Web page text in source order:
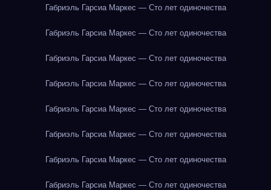
Габриэль Гарсиа Маркес — Сто лет одиночества
Габриэль Гарсиа Маркес — Сто лет одиночества
Габриэль Гарсиа Маркес — Сто лет одиночества
Габриэль Гарсиа Маркес — Сто лет одиночества
Габриэль Гарсиа Маркес — Сто лет одиночества
Габриэль Гарсиа Маркес — Сто лет одиночества
Габриэль Гарсиа Маркес — Сто лет одиночества
Габриэль Гарсиа Маркес — Сто лет одиночества